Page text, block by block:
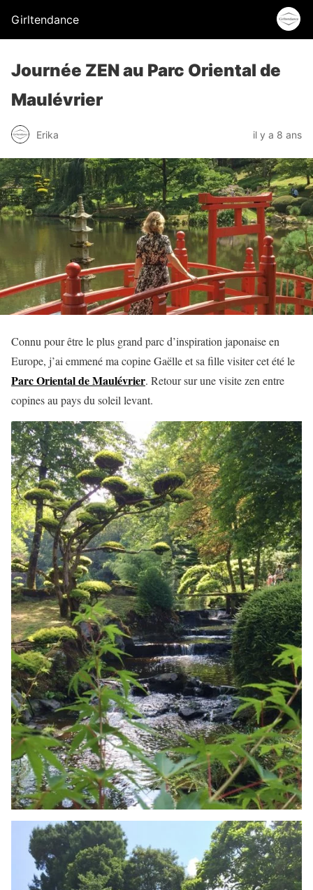
Girltendance
Journée ZEN au Parc Oriental de
Maulévrier
Erika il y a 8 ans
Connu pour être le plus grand parc d’inspiration japonaise en
Europe, j’ai emmené ma copine Gaëlle et sa fille visiter cet été le
Parc Oriental de Maulévrier. Retour sur une visite zen entre
copines au pays du soleil levant.